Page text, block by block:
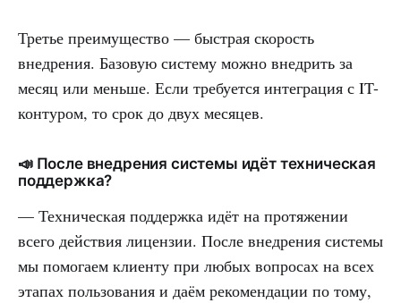
Третье преимущество — быстрая скорость
внедрения. Базовую систему можно внедрить за
месяц или меньше. Если требуется интеграция с IT-
контуром, то срок до двух месяцев.
📣 После внедрения системы идёт техническая
поддержка?
— Техническая поддержка идёт на протяжении
всего действия лицензии. После внедрения системы
мы помогаем клиенту при любых вопросах на всех
этапах пользования и даём рекомендации по тому,